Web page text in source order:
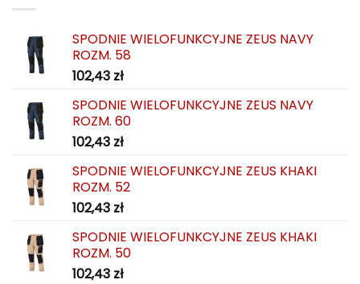
SPODNIE WIELOFUNKCYJNE ZEUS NAVY
ROZM. 58
102,43 zł
SPODNIE WIELOFUNKCYJNE ZEUS NAVY
ROZM. 60
102,43 zł
SPODNIE WIELOFUNKCYJNE ZEUS KHAKI
ROZM. 52
102,43 zł
SPODNIE WIELOFUNKCYJNE ZEUS KHAKI
ROZM. 50
102,43 zł